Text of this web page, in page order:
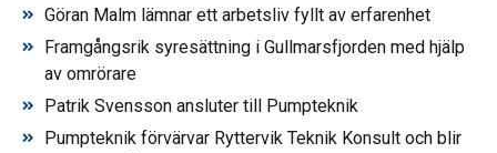
Göran Malm lämnar ett arbetsliv fyllt av erfarenhet
Framgångsrik syresättning i Gullmarsfjorden med hjälp
av omrörare
Patrik Svensson ansluter till Pumpteknik
Pumpteknik förvärvar Ryttervik Teknik Konsult och blir